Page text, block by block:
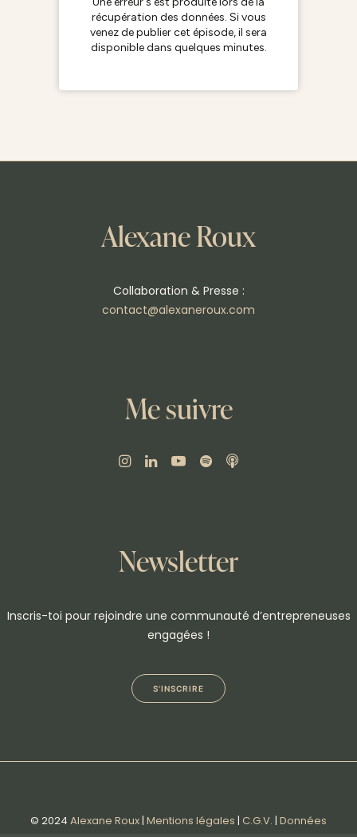
Alexane Roux
Collaboration & Presse :
contact@alexaneroux.com
Me suivre
Newsletter
Inscris-toi pour rejoindre une communauté d’entrepreneuses
engagées !
S'INSCRIRE
© 2024 Alexane Roux| Mentions légales | C.G.V. | Données